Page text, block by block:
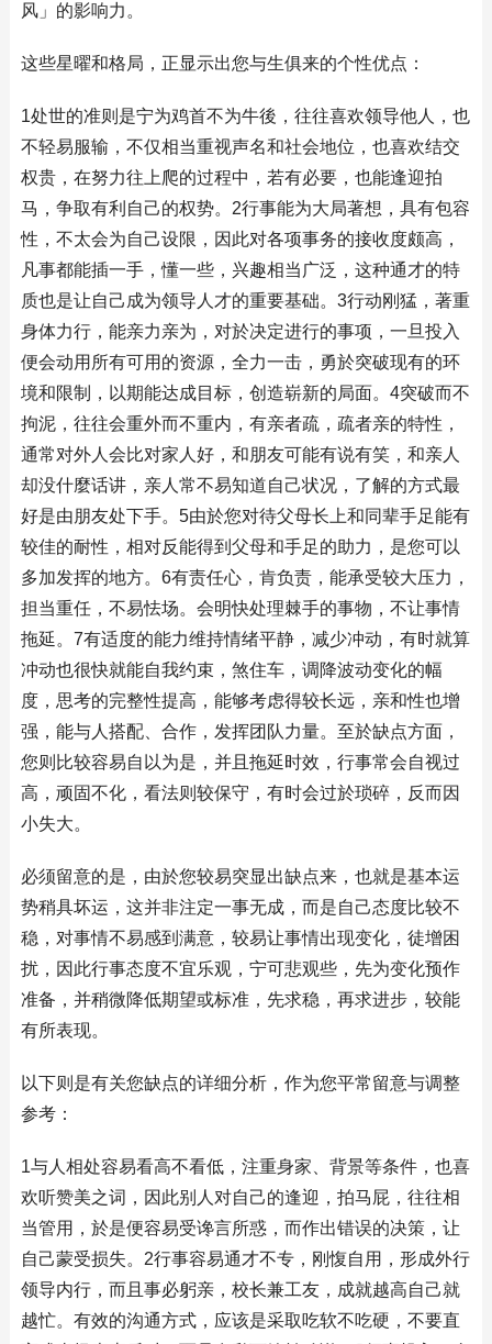
风」的影响力。
这些星曜和格局，正显示出您与生俱来的个性优点：
1处世的准则是宁为鸡首不为牛後，往往喜欢领导他人，也
不轻易服输，不仅相当重视声名和社会地位，也喜欢结交
权贵，在努力往上爬的过程中，若有必要，也能逢迎拍
马，争取有利自己的权势。2行事能为大局著想，具有包容
性，不太会为自己设限，因此对各项事务的接收度颇高，
凡事都能插一手，懂一些，兴趣相当广泛，这种通才的特
质也是让自己成为领导人才的重要基础。3行动刚猛，著重
身体力行，能亲力亲为，对於决定进行的事项，一旦投入
便会动用所有可用的资源，全力一击，勇於突破现有的环
境和限制，以期能达成目标，创造崭新的局面。4突破而不
拘泥，往往会重外而不重内，有亲者疏，疏者亲的特性，
通常对外人会比对家人好，和朋友可能有说有笑，和亲人
却没什麼话讲，亲人常不易知道自己状况，了解的方式最
好是由朋友处下手。5由於您对待父母长上和同辈手足能有
较佳的耐性，相对反能得到父母和手足的助力，是您可以
多加发挥的地方。6有责任心，肯负责，能承受较大压力，
担当重任，不易怯场。会明快处理棘手的事物，不让事情
拖延。7有适度的能力维持情绪平静，减少冲动，有时就算
冲动也很快就能自我约束，煞住车，调降波动变化的幅
度，思考的完整性提高，能够考虑得较长远，亲和性也增
强，能与人搭配、合作，发挥团队力量。至於缺点方面，
您则比较容易自以为是，并且拖延时效，行事常会自视过
高，顽固不化，看法则较保守，有时会过於琐碎，反而因
小失大。
必须留意的是，由於您较易突显出缺点来，也就是基本运
势稍具坏运，这并非注定一事无成，而是自己态度比较不
稳，对事情不易感到满意，较易让事情出现变化，徒增困
扰，因此行事态度不宜乐观，宁可悲观些，先为变化预作
准备，并稍微降低期望或标准，先求稳，再求进步，较能
有所表现。
以下则是有关您缺点的详细分析，作为您平常留意与调整
参考：
1与人相处容易看高不看低，注重身家、背景等条件，也喜
欢听赞美之词，因此别人对自己的逢迎，拍马屁，往往相
当管用，於是便容易受谗言所惑，而作出错误的决策，让
自己蒙受损失。2行事容易通才不专，刚愎自用，形成外行
领导内行，而且事必躬亲，校长兼工友，成就越高自己就
越忙。有效的沟通方式，应该是采取吃软不吃硬，不要直